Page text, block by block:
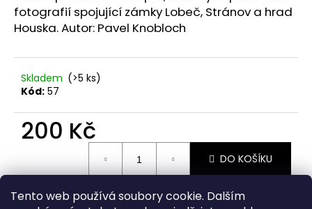
Tento web používá soubory cookie. Dalším
fotografií spojující zámky Lobeč, Stránov a hrad
Houska. Autor: Pavel Knobloch
Skladem (>5 ks)
Kód: 57
200 Kč
DO KOŠÍKU
Zeptat se
HLEDAT